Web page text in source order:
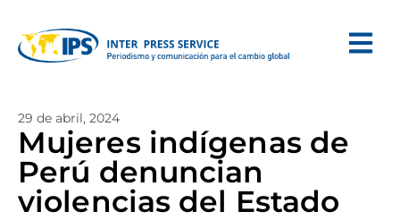
29 de abril, 2024
Mujeres indígenas de
Perú denuncian
violencias del Estado